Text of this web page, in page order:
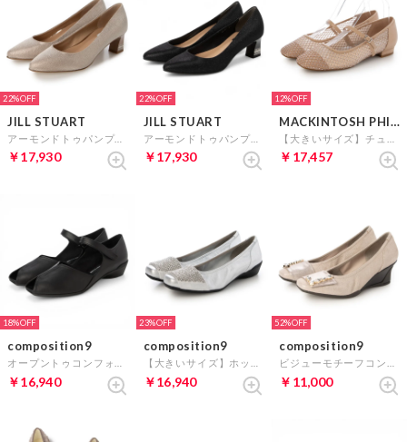
22%
JILL STUART
￥17,930
22%
JILL STUART
￥17,930
12%
MACKINTOSH PHILOSOPHY
￥17,457
18%
composition9
￥16,940
23%
composition9
￥16,940
52%
composition9
￥11,000